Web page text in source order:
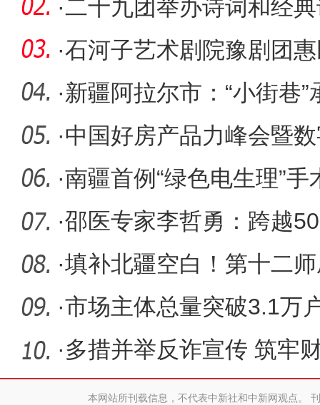
·二十九团举办诗词和经
·石河子艺术剧院豫剧团
一四九团
·新疆阿拉尔市：“小街巷”
·中国好房产品力峰会暨
新疆（兵
·南疆首例“绿色电生理”手
·邵医专家李哲勇：跨越
·填补北疆空白！第十二
杏李
·市场主体总量突破3.1万
做到的？
·多措并举反诈宣传 筑牢
本网站所刊载信息，不代表中新社和中新网观点。